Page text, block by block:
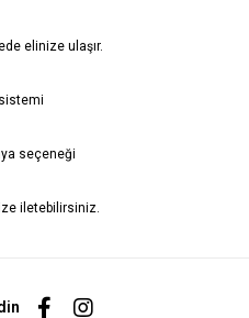
elinize ulaşır.
seçeneği
iletebilirsiniz.